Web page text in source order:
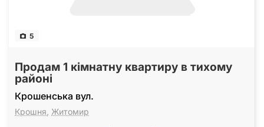
5
Продам 1 кімнатну квартиру в тихому
районі
Крошенська вул.
Крошня Житомир